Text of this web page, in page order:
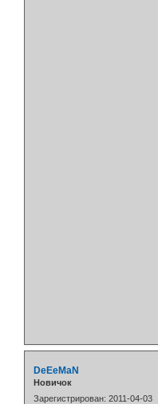
DeEeMaN
Новичок
Зарегистрирован: 2011-04-03